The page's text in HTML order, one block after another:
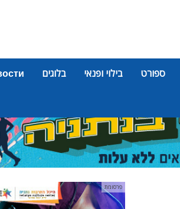
ספורט בילוי ופנאי בלוגים
פרסומת